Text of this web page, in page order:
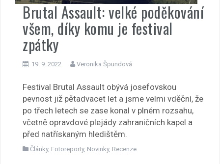
Brutal Assault: velké poděkování
všem, díky komu je festival
zpátky
19. 9. 2022 Veronika Špundová
Festival Brutal Assault obývá josefovskou
pevnost již pětadvacet let a jsme velmi vděční, že
po třech letech se zase konal v plném rozsahu,
včetně opravdové plejády zahraničních kapel a
před natřískaným hledištěm.
Články, Fotoreporty, Novinky, Recenze